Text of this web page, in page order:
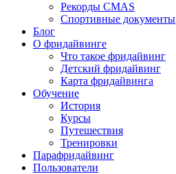
Рекорды CMAS
Спортивные документы
Блог
О фридайвинге
Что такое фридайвинг
Детский фридайвинг
Карта фридайвинга
Обучение
История
Курсы
Путешествия
Тренировки
Парафридайвинг
Пользователи